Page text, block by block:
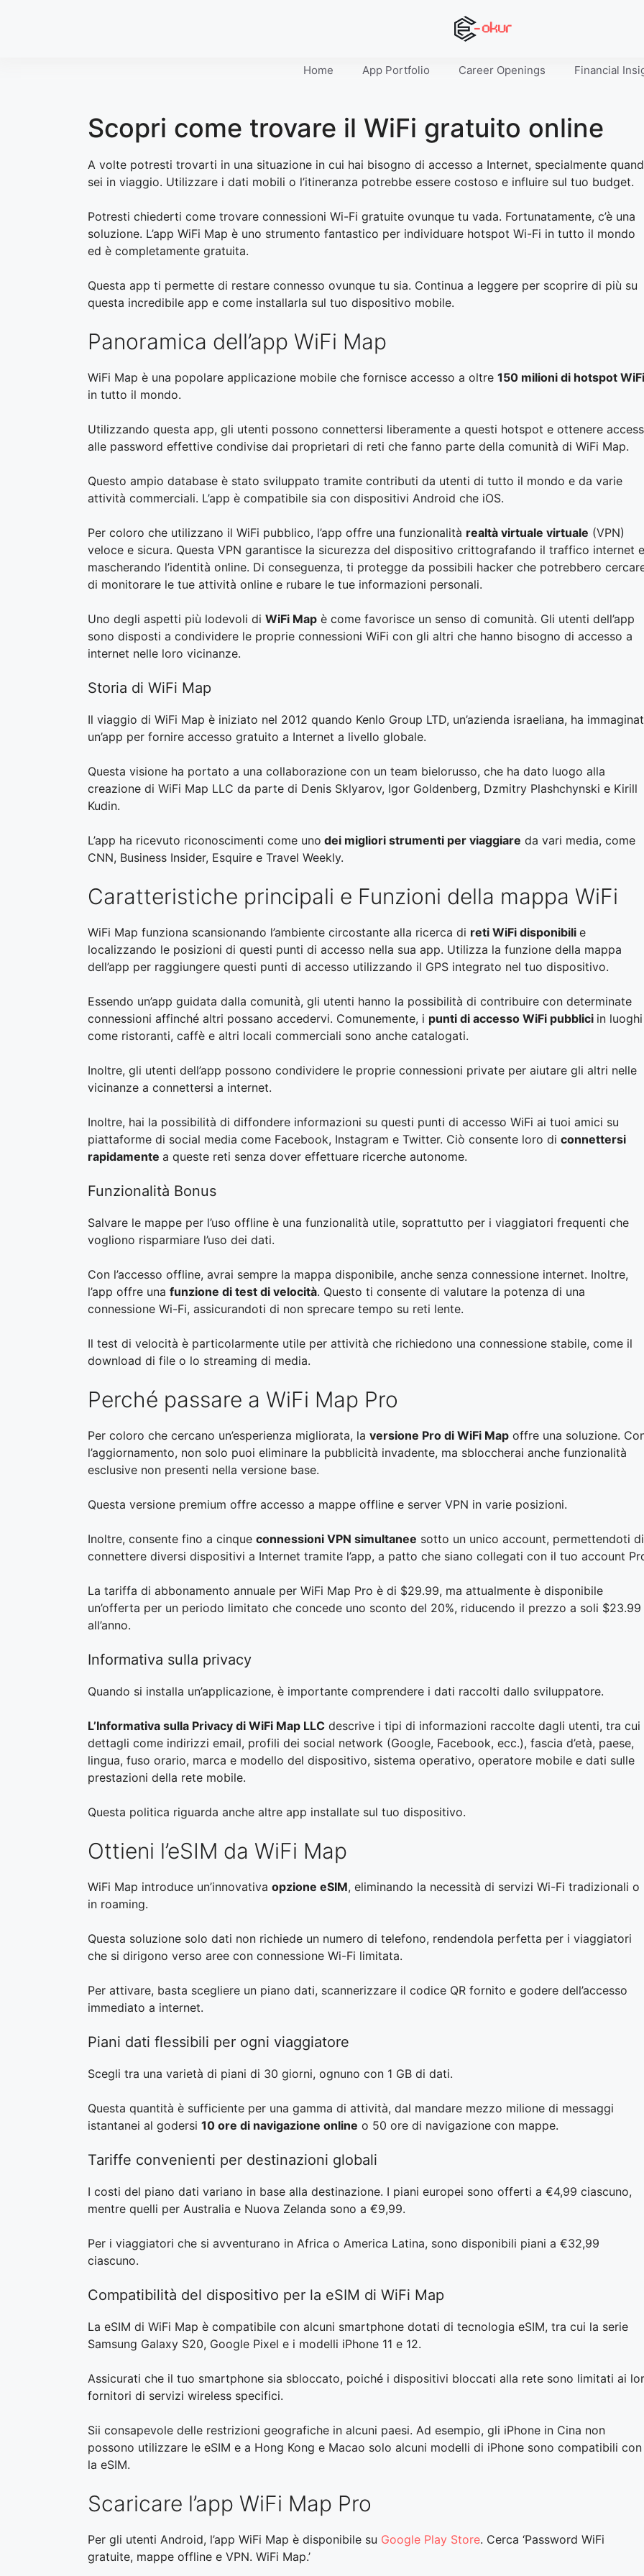
Home App Portfolio Career Openings Financial
Scopri come trovare il WiFi gratuito online
A volte potresti trovarti in una situazione in cui hai bisogno di accesso a Internet, specialmente
sei in viaggio. Utilizzare i dati mobili o l’itineranza potrebbe essere costoso e influire sul tuo budget.
Potresti chiederti come trovare connessioni Wi-Fi gratuite ovunque tu vada. Fortunatamente, c’è una
soluzione. L’app WiFi Map è uno strumento fantastico per individuare hotspot Wi-Fi in tutto il mondo
ed è completamente gratuita.
Questa app ti permette di restare connesso ovunque tu sia. Continua a leggere per scoprire di più su
questa incredibile app e come installarla sul tuo dispositivo mobile.
Panoramica dell’app WiFi Map
WiFi Map è una popolare applicazione mobile che fornisce accesso a oltre 150 milioni di hotspot WiFi
in tutto il mondo.
Utilizzando questa app, gli utenti possono connettersi liberamente a questi hotspot e ottenere
alle password effettive condivise dai proprietari di reti che fanno parte della comunità di WiFi Map.
Questo ampio database è stato sviluppato tramite contributi da utenti di tutto il mondo e da varie
attività commerciali. L’app è compatibile sia con dispositivi Android che iOS.
Per coloro che utilizzano il WiFi pubblico, l’app offre una funzionalità realtà virtuale virtuale (VPN)
veloce e sicura. Questa VPN garantisce la sicurezza del dispositivo crittografando il traffico internet e
mascherando l’identità online. Di conseguenza, ti protegge da possibili hacker che potrebbero
di monitorare le tue attività online e rubare le tue informazioni personali.
Uno degli aspetti più lodevoli di WiFi Map è come favorisce un senso di comunità. Gli utenti dell’app
sono disposti a condividere le proprie connessioni WiFi con gli altri che hanno bisogno di accesso a
internet nelle loro vicinanze.
Storia di WiFi Map
Il viaggio di WiFi Map è iniziato nel 2012 quando Kenlo Group LTD, un’azienda israeliana, ha
un’app per fornire accesso gratuito a Internet a livello globale.
Questa visione ha portato a una collaborazione con un team bielorusso, che ha dato luogo alla
creazione di WiFi Map LLC da parte di Denis Sklyarov, Igor Goldenberg, Dzmitry Plashchynski e Kirill
Kudin.
L’app ha ricevuto riconoscimenti come uno dei migliori strumenti per viaggiare da vari media, come
CNN, Business Insider, Esquire e Travel Weekly.
Caratteristiche principali e Funzioni della mappa WiFi
WiFi Map funziona scansionando l’ambiente circostante alla ricerca di reti WiFi disponibili e
localizzando le posizioni di questi punti di accesso nella sua app. Utilizza la funzione della mappa
dell’app per raggiungere questi punti di accesso utilizzando il GPS integrato nel tuo dispositivo.
Essendo un’app guidata dalla comunità, gli utenti hanno la possibilità di contribuire con determinate
connessioni affinché altri possano accedervi. Comunemente, i punti di accesso WiFi pubblici in luoghi
come ristoranti, caffè e altri locali commerciali sono anche catalogati.
Inoltre, gli utenti dell’app possono condividere le proprie connessioni private per aiutare gli altri nelle
vicinanze a connettersi a internet.
Inoltre, hai la possibilità di diffondere informazioni su questi punti di accesso WiFi ai tuoi amici su
piattaforme di social media come Facebook, Instagram e Twitter. Ciò consente loro di connettersi
rapidamente a queste reti senza dover effettuare ricerche autonome.
Funzionalità Bonus
Salvare le mappe per l’uso offline è una funzionalità utile, soprattutto per i viaggiatori frequenti che
vogliono risparmiare l’uso dei dati.
Con l’accesso offline, avrai sempre la mappa disponibile, anche senza connessione internet. Inoltre,
l’app offre una funzione di test di velocità. Questo ti consente di valutare la potenza di una
connessione Wi-Fi, assicurandoti di non sprecare tempo su reti lente.
Il test di velocità è particolarmente utile per attività che richiedono una connessione stabile, come il
download di file o lo streaming di media.
Perché passare a WiFi Map Pro
Per coloro che cercano un’esperienza migliorata, la versione Pro di WiFi Map offre una soluzione.
l’aggiornamento, non solo puoi eliminare la pubblicità invadente, ma sbloccherai anche funzionalità
esclusive non presenti nella versione base.
Questa versione premium offre accesso a mappe offline e server VPN in varie posizioni.
Inoltre, consente fino a cinque connessioni VPN simultanee sotto un unico account, permettendoti di
connettere diversi dispositivi a Internet tramite l’app, a patto che siano collegati con il tuo account
La tariffa di abbonamento annuale per WiFi Map Pro è di $29.99, ma attualmente è disponibile
un’offerta per un periodo limitato che concede uno sconto del 20%, riducendo il prezzo a soli $23.99
all’anno.
Informativa sulla privacy
Quando si installa un’applicazione, è importante comprendere i dati raccolti dallo sviluppatore.
L’Informativa sulla Privacy di WiFi Map LLC descrive i tipi di informazioni raccolte dagli utenti, tra cui
dettagli come indirizzi email, profili dei social network (Google, Facebook, ecc.), fascia d’età, paese,
lingua, fuso orario, marca e modello del dispositivo, sistema operativo, operatore mobile e dati sulle
prestazioni della rete mobile.
Questa politica riguarda anche altre app installate sul tuo dispositivo.
Ottieni l’eSIM da WiFi Map
WiFi Map introduce un’innovativa opzione eSIM, eliminando la necessità di servizi Wi-Fi tradizionali o
in roaming.
Questa soluzione solo dati non richiede un numero di telefono, rendendola perfetta per i viaggiatori
che si dirigono verso aree con connessione Wi-Fi limitata.
Per attivare, basta scegliere un piano dati, scannerizzare il codice QR fornito e godere dell’accesso
immediato a internet.
Piani dati flessibili per ogni viaggiatore
Scegli tra una varietà di piani di 30 giorni, ognuno con 1 GB di dati.
Questa quantità è sufficiente per una gamma di attività, dal mandare mezzo milione di messaggi
istantanei al godersi 10 ore di navigazione online o 50 ore di navigazione con mappe.
Tariffe convenienti per destinazioni globali
I costi del piano dati variano in base alla destinazione. I piani europei sono offerti a €4,99 ciascuno,
mentre quelli per Australia e Nuova Zelanda sono a €9,99.
Per i viaggiatori che si avventurano in Africa o America Latina, sono disponibili piani a €32,99
ciascuno.
Compatibilità del dispositivo per la eSIM di WiFi Map
La eSIM di WiFi Map è compatibile con alcuni smartphone dotati di tecnologia eSIM, tra cui la serie
Samsung Galaxy S20, Google Pixel e i modelli iPhone 11 e 12.
Assicurati che il tuo smartphone sia sbloccato, poiché i dispositivi bloccati alla rete sono limitati ai
fornitori di servizi wireless specifici.
Sii consapevole delle restrizioni geografiche in alcuni paesi. Ad esempio, gli iPhone in Cina non
possono utilizzare le eSIM e a Hong Kong e Macao solo alcuni modelli di iPhone sono compatibili con
la eSIM.
Scaricare l’app WiFi Map Pro
Per gli utenti Android, l’app WiFi Map è disponibile su Google Play Store. Cerca ‘Password WiFi
gratuite, mappe offline e VPN. WiFi Map.’